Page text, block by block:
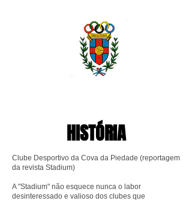
HISTÓRIA
Clube Desportivo da Cova da Piedade (reportagem
da revista Stadium)
A "Stadium" não esquece nunca o labor
desinteressado e valioso dos clubes que